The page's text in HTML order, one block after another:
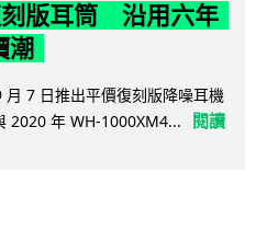
版耳筒 沿用六年
潮
7 日推出平價復刻版降噪耳機
2020 年 WH-1000XM4...
閱讀